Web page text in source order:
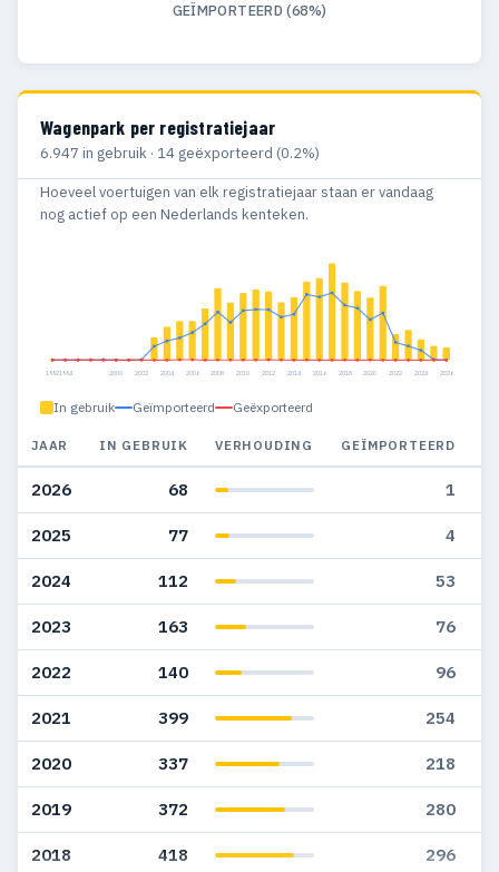
GEÏMPORTEERD (68%)
Wagenpark per registratiejaar
6.947 in gebruik · 14 geëxporteerd (0.2%)
Hoeveel voertuigen van elk registratiejaar staan er vandaag
nog actief op een Nederlands kenteken.
19921994 2000 2002 2004 2006 2008 2010 2012 2014 2016 2018 2020 2022 2024 2026
In gebruik Geïmporteerd Geëxporteerd
JAAR IN GEBRUIK VERHOUDING GEÏMPORTEERD
2026 68 1
2025 77 4
2024 112 53
2023 163 76
2022 140 96
2021 399 254
2020 337 218
2019 372 280
2018 418 296